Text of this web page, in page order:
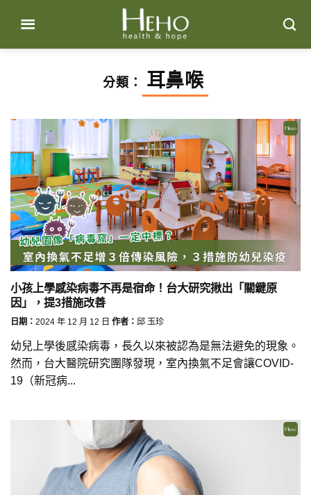
content
分類： 耳鼻喉
小孩上學感染病毒不再是宿命！台大研究揪出「關鍵原
因」，提3措施改善
日期： 2024 年 12 月 12 日 作者： 邱 玉珍
幼兒上學後感染病毒，長久以來被認為是無法避免的現象。
然而，台大醫院研究團隊發現，室內換氣不足會讓COVID-
19（新冠病...